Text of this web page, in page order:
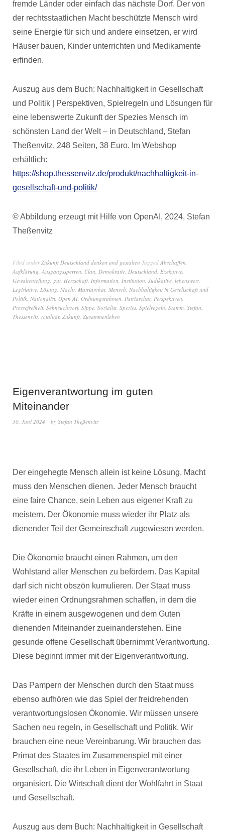
fremde Länder oder einfach das nächste Dorf. Der von
der rechtsstaatlichen Macht beschützte Mensch wird
seine Energie für sich und andere einsetzen, er wird
Häuser bauen, Kinder unterrichten und Medikamente
erfinden.
Auszug aus dem Buch: Nachhaltigkeit in Gesellschaft
und Politik | Perspektiven, Spielregeln und Lösungen für
eine lebenswerte Zukunft der Spezies Mensch im
schönsten Land der Welt – in Deutschland, Stefan
Theßenvitz, 248 Seiten, 38 Euro. Im Webshop
erhältlich:
https://shop.thessenvitz.de/produkt/nachhaltigkeit-in-
gesellschaft-und-politik/
© Abbildung erzeugt mit Hilfe von OpenAI, 2024, Stefan
Theßenvitz
Filed underZukunft Deutschland denken und gestalten Tagged Abschaffen,
Aufklärung, Ausgangssperren, Clan, Demokratie, Deutschland, Exekutive,
Gewaltenteilung, gut, Herrschaft, Information, Institution, Judikative, lebenswert,
Legislative, Lösung, Macht, Matriarchat, Mensch, Nachhaltigkeit in Gesellschaft und
Politik, Nationalist, Open AI, Ordnungsrahmen, Patriarchat, Perspektiven,
Pressefreiheit, Sehnsuchtsort, Sippe, Sozialist, Spezies, Spielregeln, Stamm, Stefan,
Thessenvitz, totalitär, Zukunft, Zusammenleben
Eigenverantwortung im guten
Miteinander
30. Juni 2024 by Stefan Theßenvitz
Der eingehegte Mensch allein ist keine Lösung. Macht
muss den Menschen dienen. Jeder Mensch braucht
eine faire Chance, sein Leben aus eigener Kraft zu
meistern. Der Ökonomie muss wieder ihr Platz als
dienender Teil der Gemeinschaft zugewiesen werden.
Die Ökonomie braucht einen Rahmen, um den
Wohlstand aller Menschen zu befördern. Das Kapital
darf sich nicht obszön kumulieren. Der Staat muss
wieder einen Ordnungsrahmen schaffen, in dem die
Kräfte in einem ausgewogenen und dem Guten
dienenden Miteinander zueinanderstehen. Eine
gesunde offene Gesellschaft übernimmt Verantwortung.
Diese beginnt immer mit der Eigenverantwortung.
Das Pampern der Menschen durch den Staat muss
ebenso aufhören wie das Spiel der freidrehenden
verantwortungslosen Ökonomie. Wir müssen unsere
Sachen neu regeln, in Gesellschaft und Politik. Wir
brauchen eine neue Vereinbarung. Wir brauchen das
Primat des Staates im Zusammenspiel mit einer
Gesellschaft, die ihr Leben in Eigenverantwortung
organisiert. Die Wirtschaft dient der Wohlfahrt in Staat
und Gesellschaft.
Auszug aus dem Buch: Nachhaltigkeit in Gesellschaft